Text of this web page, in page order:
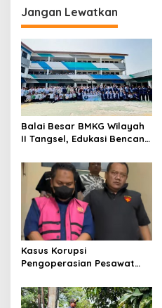
Jangan Lewatkan
Balai Besar BMKG Wilayah
II Tangsel, Edukasi Bencana
kepada pelajar UPTD SMPN
23
Kasus Korupsi
Pengoperasian Pesawat
Development Ditetapkan
Tersangka